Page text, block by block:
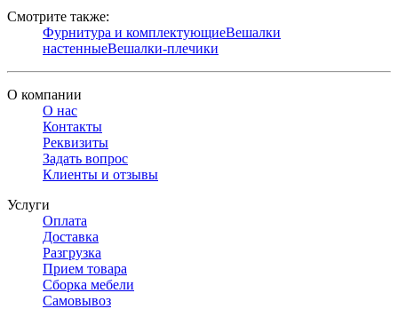
Смотрите также:
Фурнитура и комплектующиеВешалки
настенныеВешалки-плечики
О компании
О нас
Контакты
Реквизиты
Задать вопрос
Клиенты и отзывы
Услуги
Оплата
Доставка
Разгрузка
Прием товара
Сборка мебели
Самовывоз